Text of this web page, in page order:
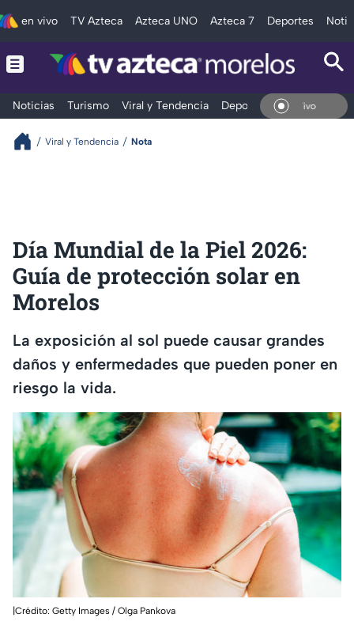
en vivo TV Azteca Azteca UNO Azteca 7 Deportes
Noticias Turismo Viral y Tendencia Deportes Espectáculos
En Vivo
Viral y Tendencia Nota
Día Mundial de la Piel 2026:
Guía de protección solar en
Morelos
La exposición al sol puede causar grandes
daños y enfermedades que pueden poner en
riesgo la vida.
|Crédito: Getty Images / Olga Pankova